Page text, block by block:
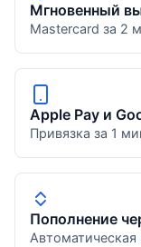
Мгновенный
Mastercard за 2
Apple Pay и
Привязка за 1
Пополнение
Автоматическая